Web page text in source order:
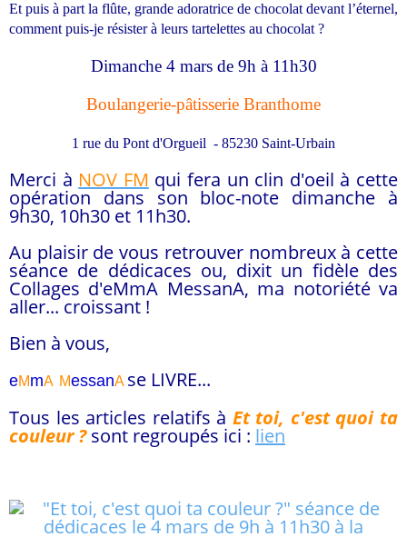
Et puis à part la flûte, grande adoratrice de chocolat devant l’éternel,
comment puis-je résister à leurs tartelettes au chocolat ?
Dimanche 4 mars de 9h à 11h30
Boulangerie-pâtisserie Branthome
1 rue du Pont d'Orgueil - 85230 Saint-Urbain
Merci à NOV FM qui fera un clin d'oeil à cette
opération dans son bloc-note dimanche à
9h30, 10h30 et 11h30.
Au plaisir de vous retrouver nombreux à cette
séance de dédicaces ou, dixit un fidèle des
Collages d'eMmA MessanA, ma notoriété va
aller... croissant !
Bien à vous,
eMmA MessanA se LIVRE...
Tous les articles relatifs à Et toi, c'est quoi ta
couleur ?sont regroupés ici : lien